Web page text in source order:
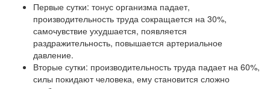
Первые сутки: тонус организма падает,
производительность труда сокращается на 30%,
самочувствие ухудшается, появляется
раздражительность, повышается артериальное
давление.
Вторые сутки: производительность труда падает на 60%,
силы покидают человека, ему становится сложно